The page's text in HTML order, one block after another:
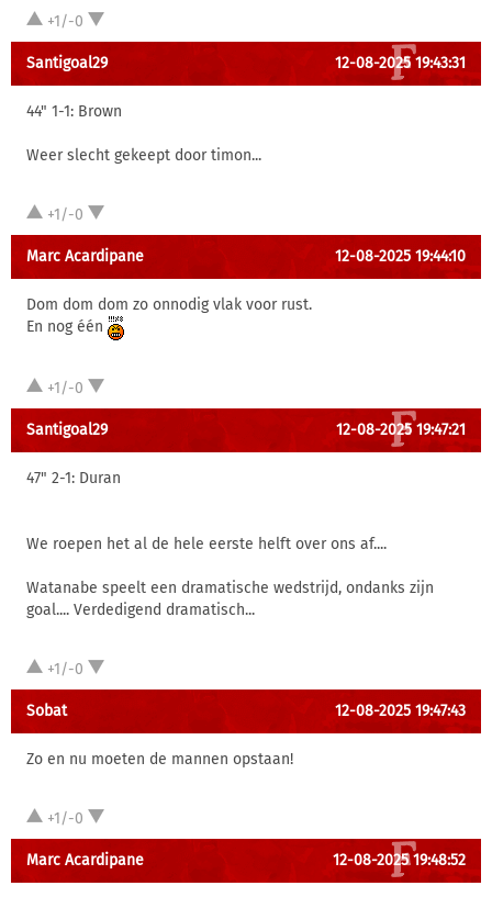
+1/-0
Santigoal29 12-08-2025 19:43:31
44" 1-1: Brown
Weer slecht gekeept door timon...
+1/-0
Marc Acardipane 12-08-2025 19:44:10
Dom dom dom zo onnodig vlak voor rust.
En nog één
+1/-0
Santigoal29 12-08-2025 19:47:21
47" 2-1: Duran
We roepen het al de hele eerste helft over ons af....
Watanabe speelt een dramatische wedstrijd, ondanks zijn
goal.... Verdedigend dramatisch...
+1/-0
Sobat 12-08-2025 19:47:43
Zo en nu moeten de mannen opstaan!
+1/-0
Marc Acardipane 12-08-2025 19:48:52